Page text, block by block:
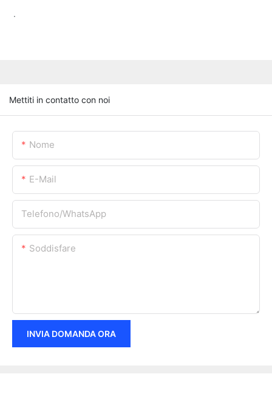
.
Mettiti in contatto con noi
Nome
E-Mail
Telefono/WhatsApp
Soddisfare
INVIA DOMANDA ORA